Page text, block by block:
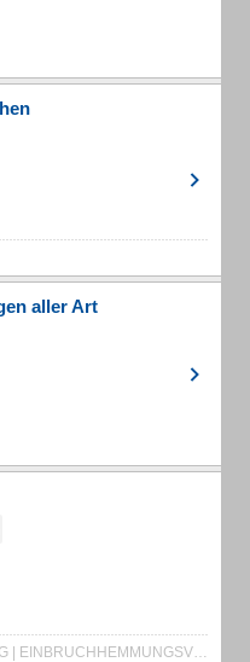
aller Art
BILDERGLAS | DUSCHABTRENNUNG | EINBRUCHHEMMUNGSVERGLASUNG | FACETTENSCHLIFF